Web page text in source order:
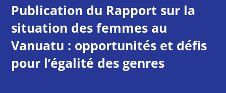
Publication du Rapport sur la
situation des femmes au
Vanuatu : opportunités et défis
pour l’égalité des genres